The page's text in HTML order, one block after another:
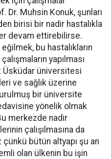
Dr. Muhsin Konuk, şunları
birisi bir nadir hastalıkla
devam ettirebilirse.
eğilmek, bu hastalıkların
yapılması
Üsküdar üniversitesi
ve sağlık üzerine
bir üniversite
yönelik olmak
merkezde nadir
çalışılmasına da
bütün altyapı şu an
olan ülkenin bu işin